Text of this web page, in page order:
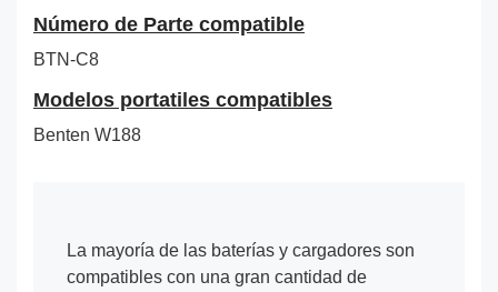
Número de Parte compatible
BTN-C8
Modelos portatiles compatibles
Benten W188
La mayoría de las baterías y cargadores son
compatibles con una gran cantidad de